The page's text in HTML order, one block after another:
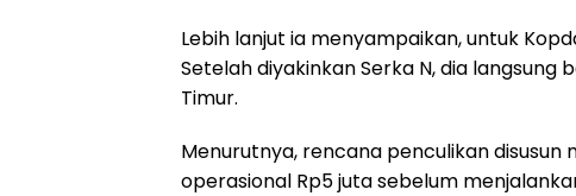
Lebih lanjut ia menyampaikan, untuk
Setelah diyakinkan Serka N, dia
Timur.
Menurutnya, rencana penculikan disusun
operasional Rp5 juta sebelum